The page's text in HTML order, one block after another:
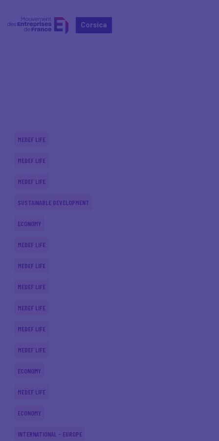
Corsica
MEDEF LIFE
MEDEF LIFE
MEDEF LIFE
SUSTAINABLE DEVELOPMENT
ECONOMY
MEDEF LIFE
MEDEF LIFE
MEDEF LIFE
MEDEF LIFE
MEDEF LIFE
MEDEF LIFE
ECONOMY
MEDEF LIFE
ECONOMY
INTERNATIONAL - EUROPE